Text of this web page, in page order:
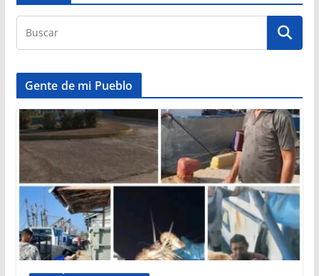
Gente de mi Pueblo